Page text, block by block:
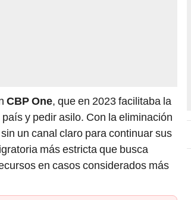
CBP One, que en 2023 facilitaba la
y pedir asilo. Con la eliminación
un canal claro para continuar sus
más estricta que busca
en casos considerados más